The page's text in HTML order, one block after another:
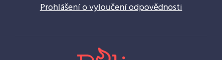
Prohlášení o vyloučení odpovědnosti